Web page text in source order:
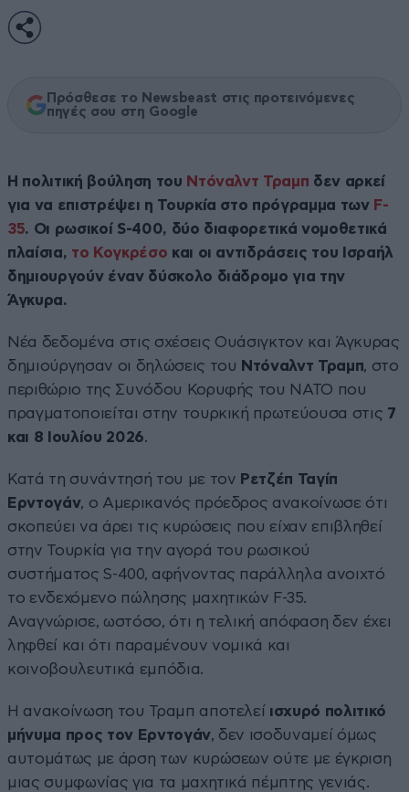
Πρόσθεσε το Newsbeast στις προτεινόμενες
πηγές σου στη Google
Η πολιτική βούληση του Ντόναλντ Τραμπ δεν αρκεί
για να επιστρέψει η Τουρκία στο πρόγραμμα των F-
35. Οι ρωσικοί S-400, δύο διαφορετικά νομοθετικά
πλαίσια, το Κογκρέσο και οι αντιδράσεις του Ισραήλ
δημιουργούν έναν δύσκολο διάδρομο για την
Άγκυρα.
Νέα δεδομένα στις σχέσεις Ουάσιγκτον και Άγκυρας
δημιούργησαν οι δηλώσεις του Ντόναλντ Τραμπ, στο
περιθώριο της Συνόδου Κορυφής του ΝΑΤΟ που
πραγματοποιείται στην τουρκική πρωτεύουσα στις 7
και 8 Ιουλίου 2026.
Κατά τη συνάντησή του με τον Ρετζέπ Ταγίπ
Ερντογάν, ο Αμερικανός πρόεδρος ανακοίνωσε ότι
σκοπεύει να άρει τις κυρώσεις που είχαν επιβληθεί
στην Τουρκία για την αγορά του ρωσικού
συστήματος S-400, αφήνοντας παράλληλα ανοιχτό
το ενδεχόμενο πώλησης μαχητικών F-35.
Αναγνώρισε, ωστόσο, ότι η τελική απόφαση δεν έχει
ληφθεί και ότι παραμένουν νομικά και
κοινοβουλευτικά εμπόδια.
Η ανακοίνωση του Τραμπ αποτελεί ισχυρό πολιτικό
μήνυμα προς τον Ερντογάν, δεν ισοδυναμεί όμως
αυτομάτως με άρση των κυρώσεων ούτε με έγκριση
μιας συμφωνίας για τα μαχητικά πέμπτης γενιάς.